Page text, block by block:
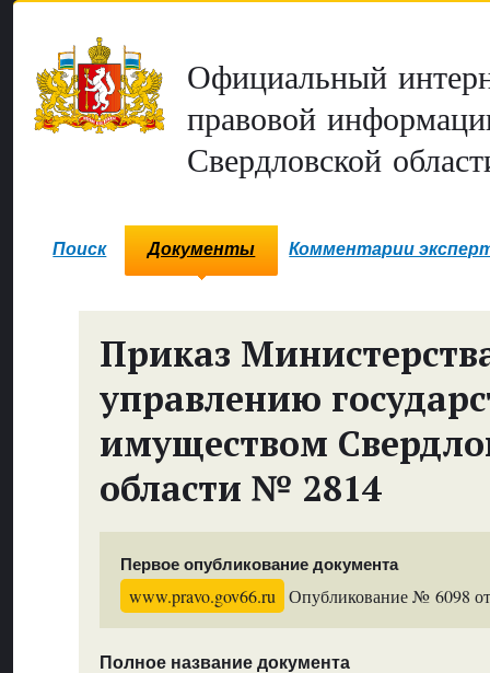
Официальный
правовой
Свердловской
Поиск Документы Комментарии
Приказ
управлению
имуществом
области № 2814
Первое опубликование документа
www.pravo.gov66.ru Опубликование № 6098
Полное название документа